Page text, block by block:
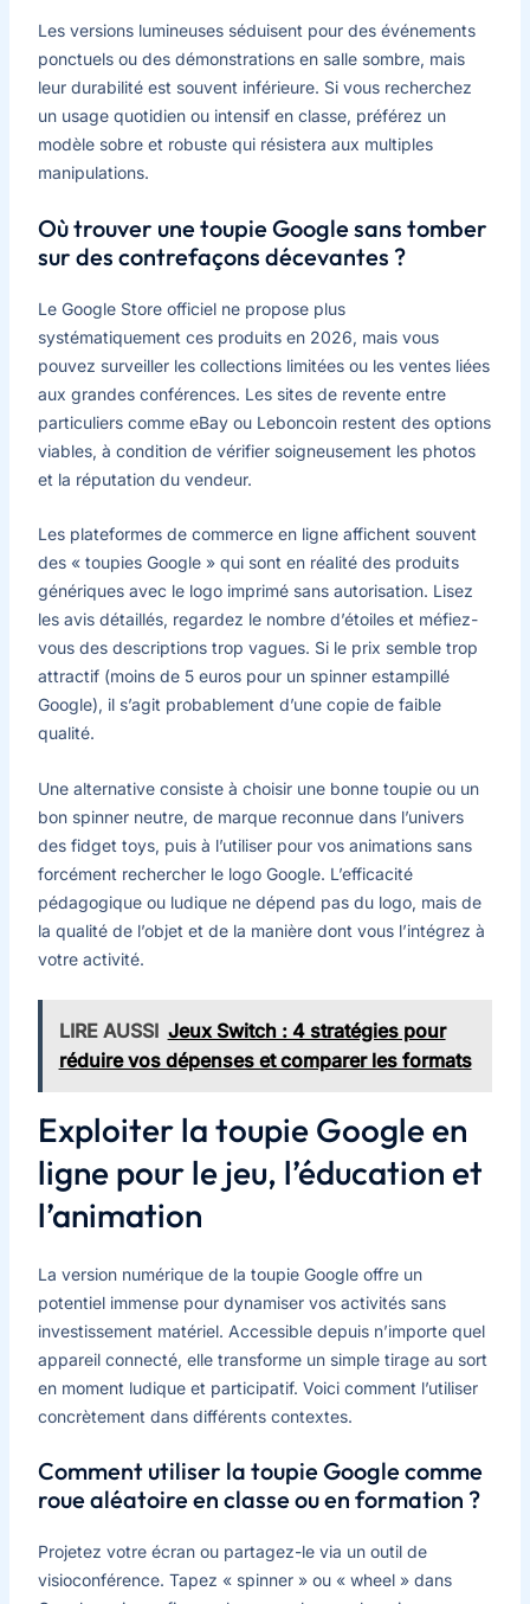
Les versions lumineuses séduisent pour des événements
ponctuels ou des démonstrations en salle sombre, mais
leur durabilité est souvent inférieure. Si vous recherchez
un usage quotidien ou intensif en classe, préférez un
modèle sobre et robuste qui résistera aux multiples
manipulations.
Où trouver une toupie Google sans tomber
sur des contrefaçons décevantes ?
Le Google Store officiel ne propose plus
systématiquement ces produits en 2026, mais vous
pouvez surveiller les collections limitées ou les ventes liées
aux grandes conférences. Les sites de revente entre
particuliers comme eBay ou Leboncoin restent des options
viables, à condition de vérifier soigneusement les photos
et la réputation du vendeur.
Les plateformes de commerce en ligne affichent souvent
des « toupies Google » qui sont en réalité des produits
génériques avec le logo imprimé sans autorisation. Lisez
les avis détaillés, regardez le nombre d’étoiles et méfiez-
vous des descriptions trop vagues. Si le prix semble trop
attractif (moins de 5 euros pour un spinner estampillé
Google), il s’agit probablement d’une copie de faible
qualité.
Une alternative consiste à choisir une bonne toupie ou un
bon spinner neutre, de marque reconnue dans l’univers
des fidget toys, puis à l’utiliser pour vos animations sans
forcément rechercher le logo Google. L’efficacité
pédagogique ou ludique ne dépend pas du logo, mais de
la qualité de l’objet et de la manière dont vous l’intégrez à
votre activité.
LIRE AUSSI Jeux Switch : 4 stratégies pour
réduire vos dépenses et comparer les formats
Exploiter la toupie Google en
ligne pour le jeu, l’éducation et
l’animation
La version numérique de la toupie Google offre un
potentiel immense pour dynamiser vos activités sans
investissement matériel. Accessible depuis n’importe quel
appareil connecté, elle transforme un simple tirage au sort
en moment ludique et participatif. Voici comment l’utiliser
concrètement dans différents contextes.
Comment utiliser la toupie Google comme
roue aléatoire en classe ou en formation ?
Projetez votre écran ou partagez-le via un outil de
visioconférence. Tapez « spinner » ou « wheel » dans